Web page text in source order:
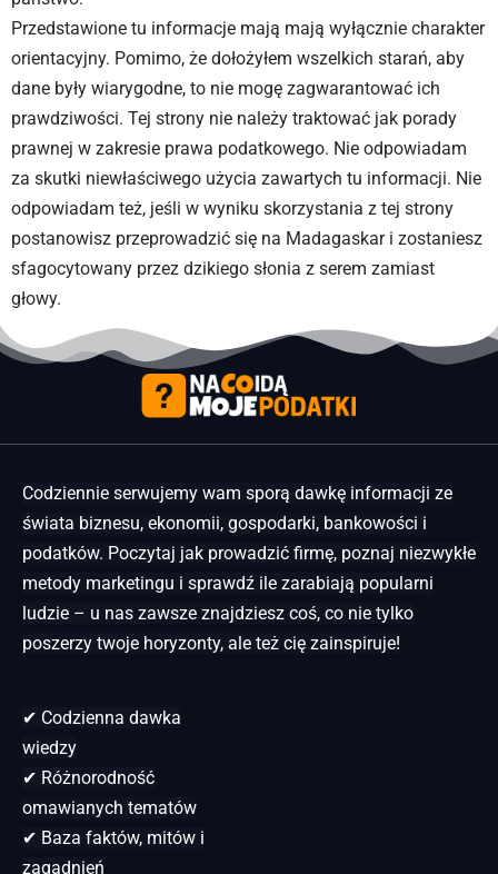
Przedstawione tu informacje mają mają wyłącznie charakter
orientacyjny. Pomimo, że dołożyłem wszelkich starań, aby
dane były wiarygodne, to nie mogę zagwarantować ich
prawdziwości. Tej strony nie należy traktować jak porady
prawnej w zakresie prawa podatkowego. Nie odpowiadam
za skutki niewłaściwego użycia zawartych tu informacji. Nie
odpowiadam też, jeśli w wyniku skorzystania z tej strony
postanowisz przeprowadzić się na Madagaskar i zostaniesz
sfagocytowany przez dzikiego słonia z serem zamiast
głowy.
Codziennie serwujemy wam sporą dawkę informacji ze
świata biznesu, ekonomii, gospodarki, bankowości i
podatków. Poczytaj jak prowadzić firmę, poznaj niezwykłe
metody marketingu i sprawdź ile zarabiają popularni
ludzie – u nas zawsze znajdziesz coś, co nie tylko
poszerzy twoje horyzonty, ale też cię zainspiruje!
✔ Codzienna dawka
wiedzy
✔ Różnorodność
omawianych tematów
✔ Baza faktów, mitów i
zagadnień